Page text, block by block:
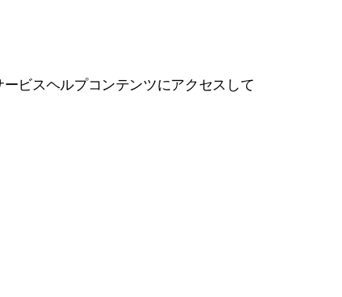
ビスヘルプコンテンツにアクセスして